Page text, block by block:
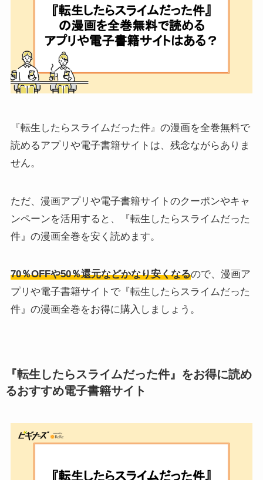
『転生したらスライムだった件』の漫画を全巻無料で
読めるアプリや電子書籍サイトは、残念ながらありま
せん。
ただ、漫画アプリや電子書籍サイトのクーポンやキャ
ンペーンを活用すると、『転生したらスライムだった
件』の漫画全巻を安く読めます。
70％OFFや50％還元などかなり安くなるので、漫画ア
プリや電子書籍サイトで『転生したらスライムだった
件』の漫画全巻をお得に購入しましょう。
『転生したらスライムだった件』をお得に読め
るおすすめ電子書籍サイト